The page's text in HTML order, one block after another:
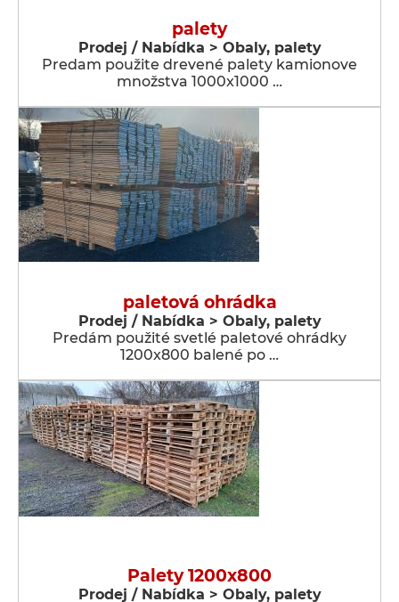
palety
Prodej / Nabídka > Obaly, palety
Predam použite drevené palety kamionove
množstva 1000x1000 …
paletová ohrádka
Prodej / Nabídka > Obaly, palety
Predám použité svetlé paletové ohrádky
1200x800 balené po …
Palety 1200x800
Prodej / Nabídka > Obaly, palety